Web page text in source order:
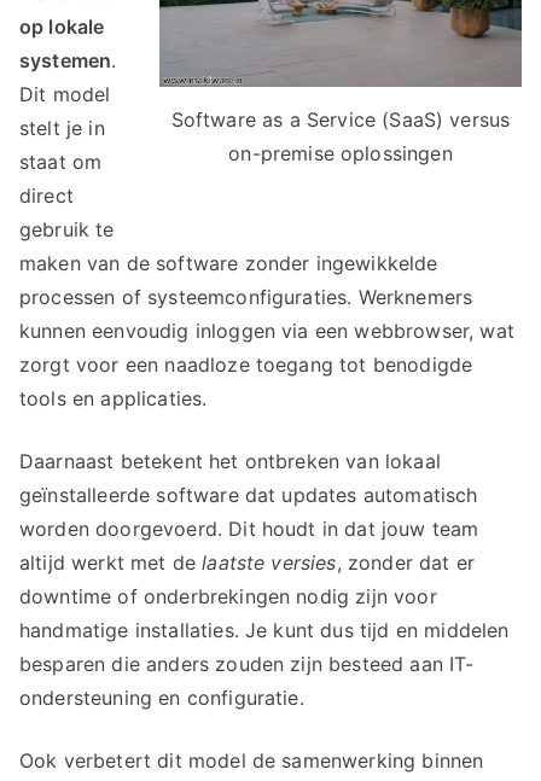
Software as a Service (SaaS) versus
on-premise oplossingen
op lokale
systemen.
Dit model
stelt je in
staat om
direct
gebruik te
maken van de software zonder ingewikkelde
processen of systeemconfiguraties. Werknemers
kunnen eenvoudig inloggen via een webbrowser, wat
zorgt voor een naadloze toegang tot benodigde
tools en applicaties.
Daarnaast betekent het ontbreken van lokaal
geïnstalleerde software dat updates automatisch
worden doorgevoerd. Dit houdt in dat jouw team
altijd werkt met delaatste versies, zonder dat er
downtime of onderbrekingen nodig zijn voor
handmatige installaties. Je kunt dus tijd en middelen
besparen die anders zouden zijn besteed aan IT-
ondersteuning en configuratie.
Ook verbetert dit model de samenwerking binnen